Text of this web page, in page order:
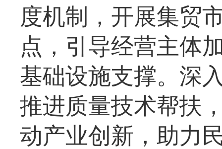
度机制，开展集贸
点，引导经营主体
基础设施支撑。深
推进质量技术帮扶
动产业创新，助力